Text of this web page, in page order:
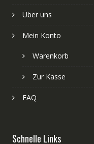
Über uns
Mein Konto
Warenkorb
Zur Kasse
FAQ
Schnelle Links